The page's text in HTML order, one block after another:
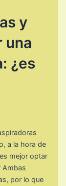
y
una
¿es
a la hora de
mejor optar
Ambas
por lo que